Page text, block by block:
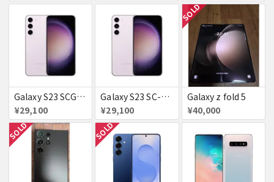
Galaxy S23 SCG19 ラベンダー au 送料無料
¥29,100
Galaxy S23 SC-51D SAMSUNG docomo 送料無料
¥29,100
SOLD
Galaxy z fold 5
¥40,000
SOLD SOLD